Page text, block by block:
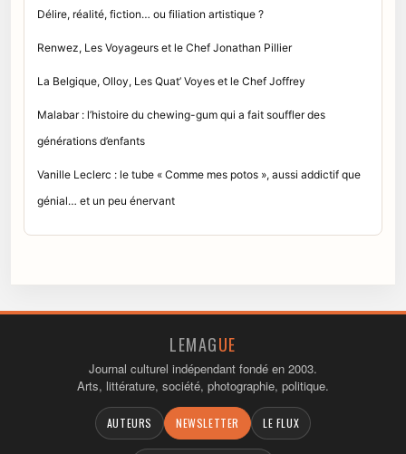
Délire, réalité, fiction… ou filiation artistique ?
Renwez, Les Voyageurs et le Chef Jonathan Pillier
La Belgique, Olloy, Les Quat’ Voyes et le Chef Joffrey
Malabar : l’histoire du chewing-gum qui a fait souffler des
générations d’enfants
Vanille Leclerc : le tube « Comme mes potos », aussi addictif que
génial… et un peu énervant
LEMAGUE
Journal culturel indépendant fondé en 2003.
Arts, littérature, société, photographie, politique.
AUTEURS NEWSLETTER LE FLUX